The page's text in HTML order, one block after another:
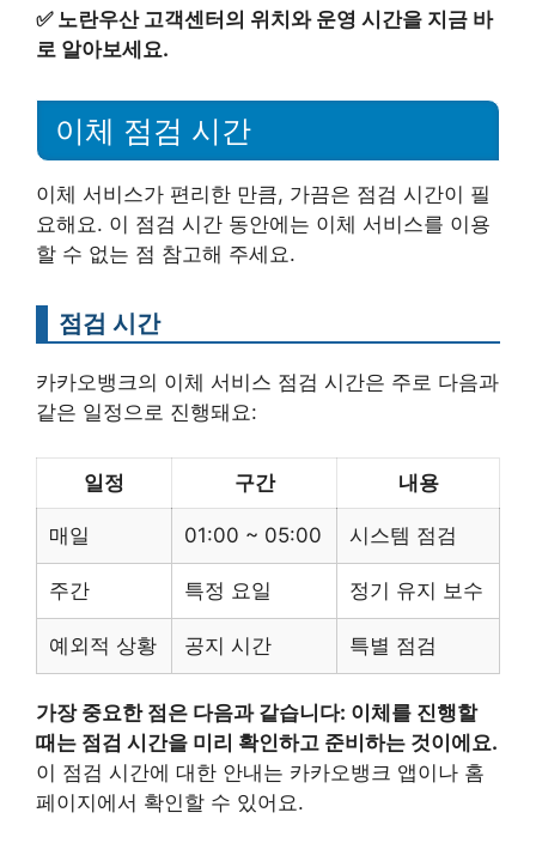
✅ 노란우산 고객센터의 위치와 운영 시간을 지금 바
로 알아보세요.
이체 점검 시간
이체 서비스가 편리한 만큼, 가끔은 점검 시간이 필
요해요. 이 점검 시간 동안에는 이체 서비스를 이용
할 수 없는 점 참고해 주세요.
점검 시간
카카오뱅크의 이체 서비스 점검 시간은 주로 다음과
같은 일정으로 진행돼요:
일정 구간 내용
매일 01:00 ~ 05:00 시스템 점검
주간 특정 요일 정기 유지 보수
예외적 상황 공지 시간 특별 점검
가장 중요한 점은 다음과 같습니다: 이체를 진행할
때는 점검 시간을 미리 확인하고 준비하는 것이에요.
이 점검 시간에 대한 안내는 카카오뱅크 앱이나 홈
페이지에서 확인할 수 있어요.